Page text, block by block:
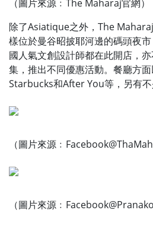
（圖片來源﹕The Maharaj官網）
除了Asiatique之外，The
樣位於曼谷昭披耶河邊的碼頭夜
國人氣文創設計師都在此開店，
集，推出不同優惠活動。餐廳方
Starbucks和After You等，另有不
（圖片來源
（圖片來源